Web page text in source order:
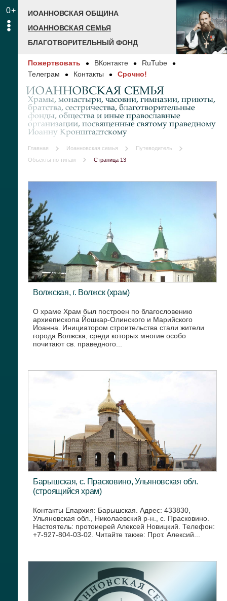
0+
ИОАННОВСКАЯ ОБЩИНА
ИОАННОВСКАЯ СЕМЬЯ
БЛАГОТВОРИТЕЛЬНЫЙ ФОНД
Пожертвовать ВКонтакте
RuTube
Телеграм
Контакты Срочно!
ИОАННОВСКАЯ СЕМЬЯ
Храмы, монастыри, часовни, гимназии, приюты,
братства, сестричества, благотворительные
фонды, общества и иные православные
организации, посвященные святому праведному
Иоанну Кронштадтскому
Главная Иоанновская семья
Путеводитель
Объекты по типам
Страница 13
Волжская, г. Волжск (храм)
О храме Храм был построен по благословению
архиепископа Йошкар-Олинского и Марийского
Иоанна. Инициатором строительства стали жители
города Волжска, среди которых многие особо
почитают св. праведного...
Барышская, с. Прасковино, Ульяновская обл.
(строящийся храм)
Контакты Епархия: Барышская. Адрес: 433830,
Ульяновская обл., Николаевский р-н., с. Прасковино.
Настоятель: протоиерей Алексей Новицкий. Телефон:
+7-927-804-03-02. Читайте также: Прот. Алексий...